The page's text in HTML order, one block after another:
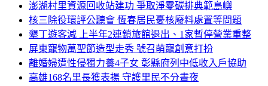
澎湖村里資源回收站建功 爭取淨零碳排典範島嶼
核三除役環評公聽會 恆春居民憂核廢料處置等問題
墾丁遊客減 上半年2連鎖旅館退出、1家暫停營業重整
屏東寵物萬聖節造型走秀 號召萌寵創意打扮
離婚婦遭性侵獨力養4子女 彰縣府列中低收入戶協助
高雄168名里長獲表揚 守護里民不分晝夜